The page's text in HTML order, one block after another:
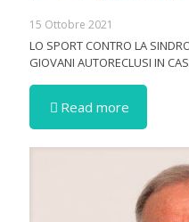
15 Ottobre 2021
LO SPORT CONTRO LA
GIOVANI AUTORECLUSI IN
Read more